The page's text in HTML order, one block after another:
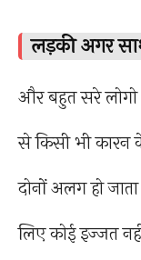
लड़की अगर
और बहुत सरे
से किसी भी
दोनों अलग हो
लिए कोई इज्जत